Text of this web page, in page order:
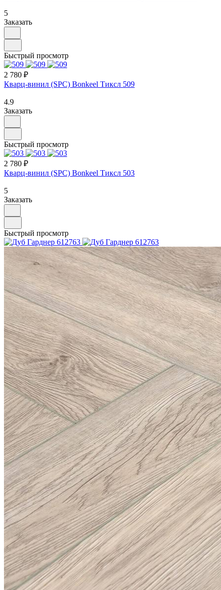
5
Заказать
Быстрый просмотр
2 780 ₽
Кварц-винил (SPC) Bonkeel Тиксл 509
4.9
Заказать
Быстрый просмотр
2 780 ₽
Кварц-винил (SPC) Bonkeel Тиксл 503
5
Заказать
Быстрый просмотр